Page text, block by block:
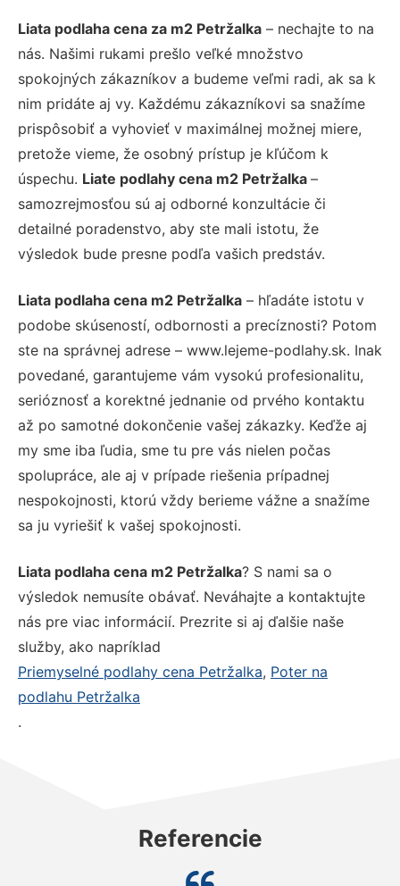
Liata podlaha cena za m2 Petržalka – nechajte to na
nás. Našimi rukami prešlo veľké množstvo
spokojných zákazníkov a budeme veľmi radi, ak sa k
nim pridáte aj vy. Každému zákazníkovi sa snažíme
prispôsobiť a vyhovieť v maximálnej možnej miere,
pretože vieme, že osobný prístup je kľúčom k
úspechu. Liate podlahy cena m2 Petržalka –
samozrejmosťou sú aj odborné konzultácie či
detailné poradenstvo, aby ste mali istotu, že
výsledok bude presne podľa vašich predstáv.
Liata podlaha cena m2 Petržalka – hľadáte istotu v
podobe skúseností, odbornosti a precíznosti? Potom
ste na správnej adrese – www.lejeme-podlahy.sk. Inak
povedané, garantujeme vám vysokú profesionalitu,
serióznosť a korektné jednanie od prvého kontaktu
až po samotné dokončenie vašej zákazky. Keďže aj
my sme iba ľudia, sme tu pre vás nielen počas
spolupráce, ale aj v prípade riešenia prípadnej
nespokojnosti, ktorú vždy berieme vážne a snažíme
sa ju vyriešiť k vašej spokojnosti.
Liata podlaha cena m2 Petržalka? S nami sa o
výsledok nemusíte obávať. Neváhajte a kontaktujte
nás pre viac informácií. Prezrite si aj ďalšie naše
služby, ako napríklad
Priemyselné podlahy cena Petržalka, Poter na
podlahu Petržalka
.
Referencie